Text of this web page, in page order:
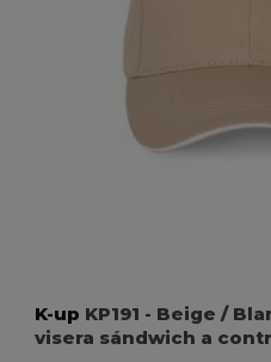
K-up KP191 - Beige /
visera sándwich a